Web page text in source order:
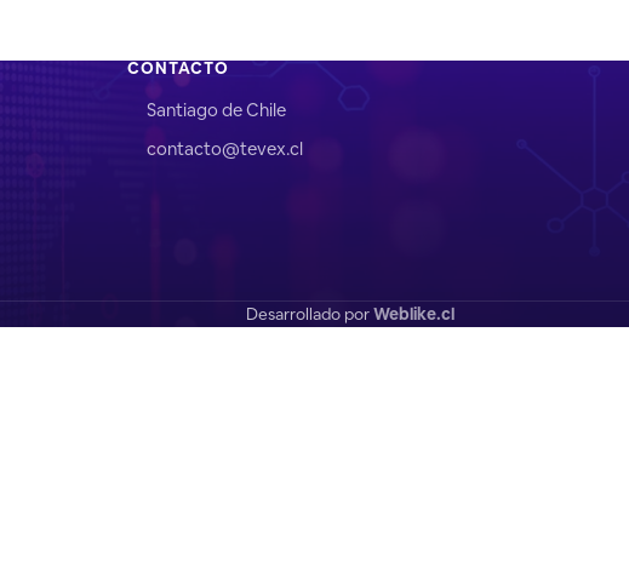
CONTACTO
Santiago de Chile
contacto@tevex.cl
Desarrollado porWeblike.cl